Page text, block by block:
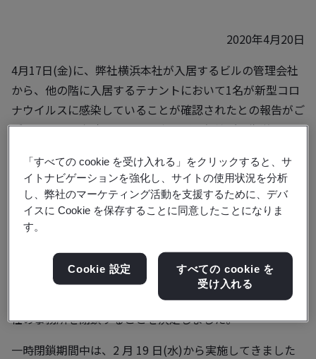
2020年4月20日
4月17日(金)に、弊社横浜本社が入居するビルの管理会社
から、他の階に入居するテナントにおいて1名が新型コロ
ナウイルスに感染していることが確認されたとの報告がご
ざいました。当該テナントの専用部は保健所の指導の下で
会社にて人が手を触れる可能性の高いところを中心に日常
的に次亜塩素酸水を用いて消毒しており、更にこの度はよ
り除菌力の高い薬剤でふき取り作業を追加実施済みです。
（神奈川県横浜市、代表取締役社長 根本 英雄）は、弊社
に来訪されるお客様および弊社社員の感染防止と安全配慮
を最優先し、4月20日(月)から5月6日(水)の期間、横浜本
社の事務所を閉鎖することを決定しました。
一時閉鎖期間中は、2 月 19 日(水)から実施してきました
「すべての cookie を受け入れる」をクリックすると、サ
イトナビゲーションを強化し、サイトの使用状況を分析
し、弊社のマーケティング活動を支援するために、デバ
イスに Cookie を保存することに同意したことになりま
す。
Cookie 設定
すべての cookie を
受け入れる